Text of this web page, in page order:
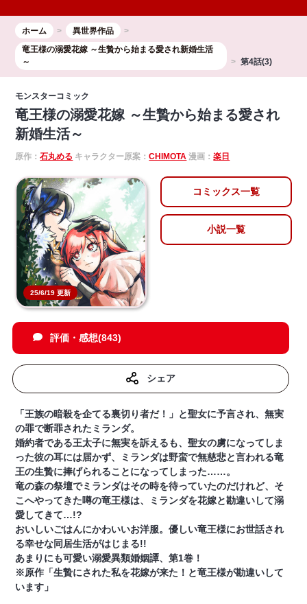
ホーム
異世界作品
竜王様の溺愛花嫁 ～生贄から始まる愛され新婚生活
～
第4話(3)
モンスターコミック
竜王様の溺愛花嫁 ～生贄から始まる愛され
新婚生活～
原作：石丸める キャラクター原案：CHIMOTA 漫画：楽日
25/6/19 更新
コミックス一覧
小説一覧
評価・感想(843)
シェア
「王族の暗殺を企てる裏切り者だ！」と聖女に予言され、無実
の罪で断罪されたミランダ。
婚約者である王太子に無実を訴えるも、聖女の虜になってしま
った彼の耳には届かず、ミランダは野蛮で無慈悲と言われる竜
王の生贄に捧げられることになってしまった……。
竜の森の祭壇でミランダはその時を待っていたのだけれど、そ
こへやってきた噂の竜王様は、ミランダを花嫁と勘違いして溺
愛してきて…!?
おいしいごはんにかわいいお洋服。優しい竜王様にお世話され
る幸せな同居生活がはじまる!!
あまりにも可愛い溺愛異類婚姻譚、第1巻！
※原作「生贄にされた私を花嫁が来た！と竜王様が勘違いして
います」